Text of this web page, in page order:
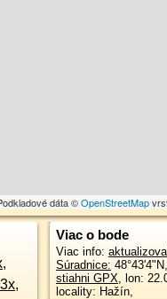
dáta ©OpenStreetMap
,
,
Viac o bode
Viac info:
Súradnice: 48°43'4"N,
stiahni GPX, lon:
locality: Hažín,